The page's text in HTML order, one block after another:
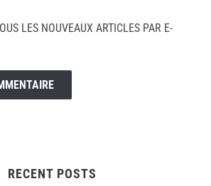
LES NOUVEAUX ARTICLES PAR E-
RECENT POSTS